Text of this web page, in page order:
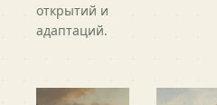
открытий и
адаптаций.